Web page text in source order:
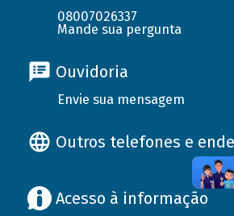
08007026337
Mande sua pergunta
Ouvidoria
Envie sua mensagem
Outros telefones e
Acesso à informação